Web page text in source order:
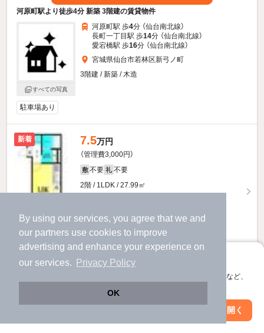
By using our services, you agree that we and
our partners use cookies to improve
advertising and enhance your experience on
our services.
Privacy Policy
OK
アプリに切り替えて、サクサクお部屋探し
会員登録なしですぐ使える。マップ検索やお気に入り保存など、
アプリを開く
河原町駅より徒歩4分 新築 3階建の賃貸物件
すべての写真
河原町駅 歩4分 （仙台南北線）
長町一丁目駅 歩14分 （仙台南北線）
愛宕橋駅 歩16分 （仙台南北線）
宮城県仙台市若林区新弓ノ町
3階建 / 新築 / 木造
駐車場あり
新着 7.5万円
（管理費3,000円）
敷 不要 礼 不要
2階 / 1LDK / 27.99㎡
お問い合わせ
絞り込み条件を変更